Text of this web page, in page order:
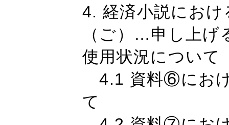
4. 経済小説にお
（ご）…申し上
使用状況について
4.1 資料⑥にお
て